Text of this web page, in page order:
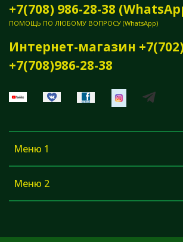
Меню 1
Меню 2
+7(708) 986-28-38
ПОМОЩЬ ПО ЛЮБОМУ ВОПРОСУ (WhatsApp)
Интернет-магазин
+7(708)986-28-38